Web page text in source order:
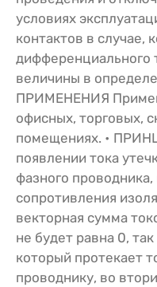
условиях
контактов в случае,
дифференциального
величины в
ПРИМЕНЕНИЯ
офисных, торговых,
помещениях. •
появлении тока
фазного
сопротивления
векторная сумма
не будет равна 0,
который протекает
проводнику, во